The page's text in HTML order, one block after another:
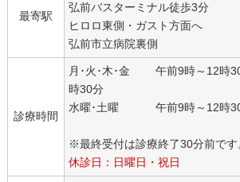
最寄駅
弘前バスターミナル徒歩3分
ヒロロ東側・ガスト方面へ
弘前市立病院裏側
診療時間
月･火･木･金 午前9時～12時
時30分
水曜･土曜 午前9時～12時
※最終受付は診療終了30分前です
休診日：日曜日・祝日